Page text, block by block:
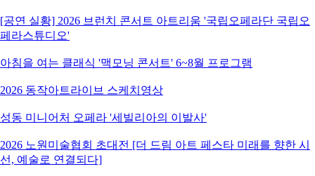
[공연 실황] 2026 브런치 콘서트 아트리움 '국립오페라단 국립오
페라스튜디오'
아침을 여는 클래식 '맥모닝 콘서트' 6~8월 프로그램
2026 동작아트라이브 스케치영상
성동 미니어처 오페라 '세빌리아의 이발사'
2026 노원미술협회 초대전 [더 드림 아트 페스타 미래를 향한 시
선, 예술로 연결되다]